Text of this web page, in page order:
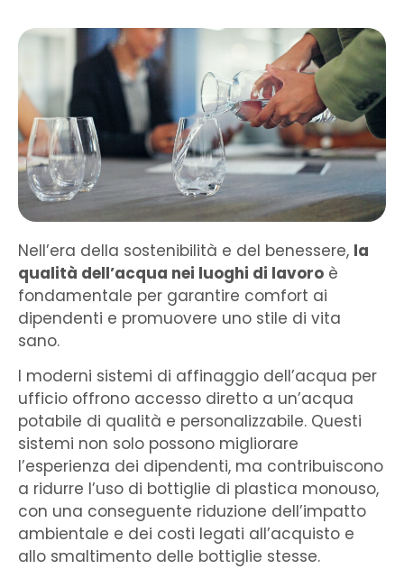
Nell’era della sostenibilità e del benessere, la
qualità dell’acqua nei luoghi di lavoro è
fondamentale per garantire comfort ai
dipendenti e promuovere uno stile di vita
sano.
I moderni sistemi di affinaggio dell’acqua per
ufficio offrono accesso diretto a un’acqua
potabile di qualità e personalizzabile. Questi
sistemi non solo possono migliorare
l’esperienza dei dipendenti, ma contribuiscono
a ridurre l’uso di bottiglie di plastica monouso,
con una conseguente riduzione dell’impatto
ambientale e dei costi legati all’acquisto e
allo smaltimento delle bottiglie stesse.